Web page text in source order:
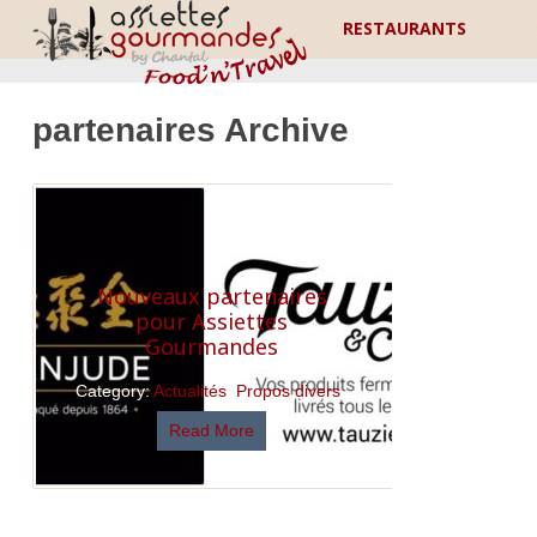
RESTAURANTS
partenaires Archive
Nouveaux partenaires
pour Assiettes
Gourmandes
Category:Actualités, Propos divers
Read More